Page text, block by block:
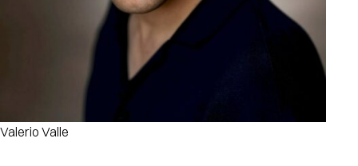
Valerio Valle